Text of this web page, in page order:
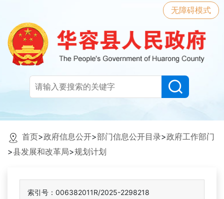
无障碍模式
首页>政府信息公开>部门信息公开目录>政府工作部门
>县发展和改革局>规划计划
索引号：006382011R/2025-2298218